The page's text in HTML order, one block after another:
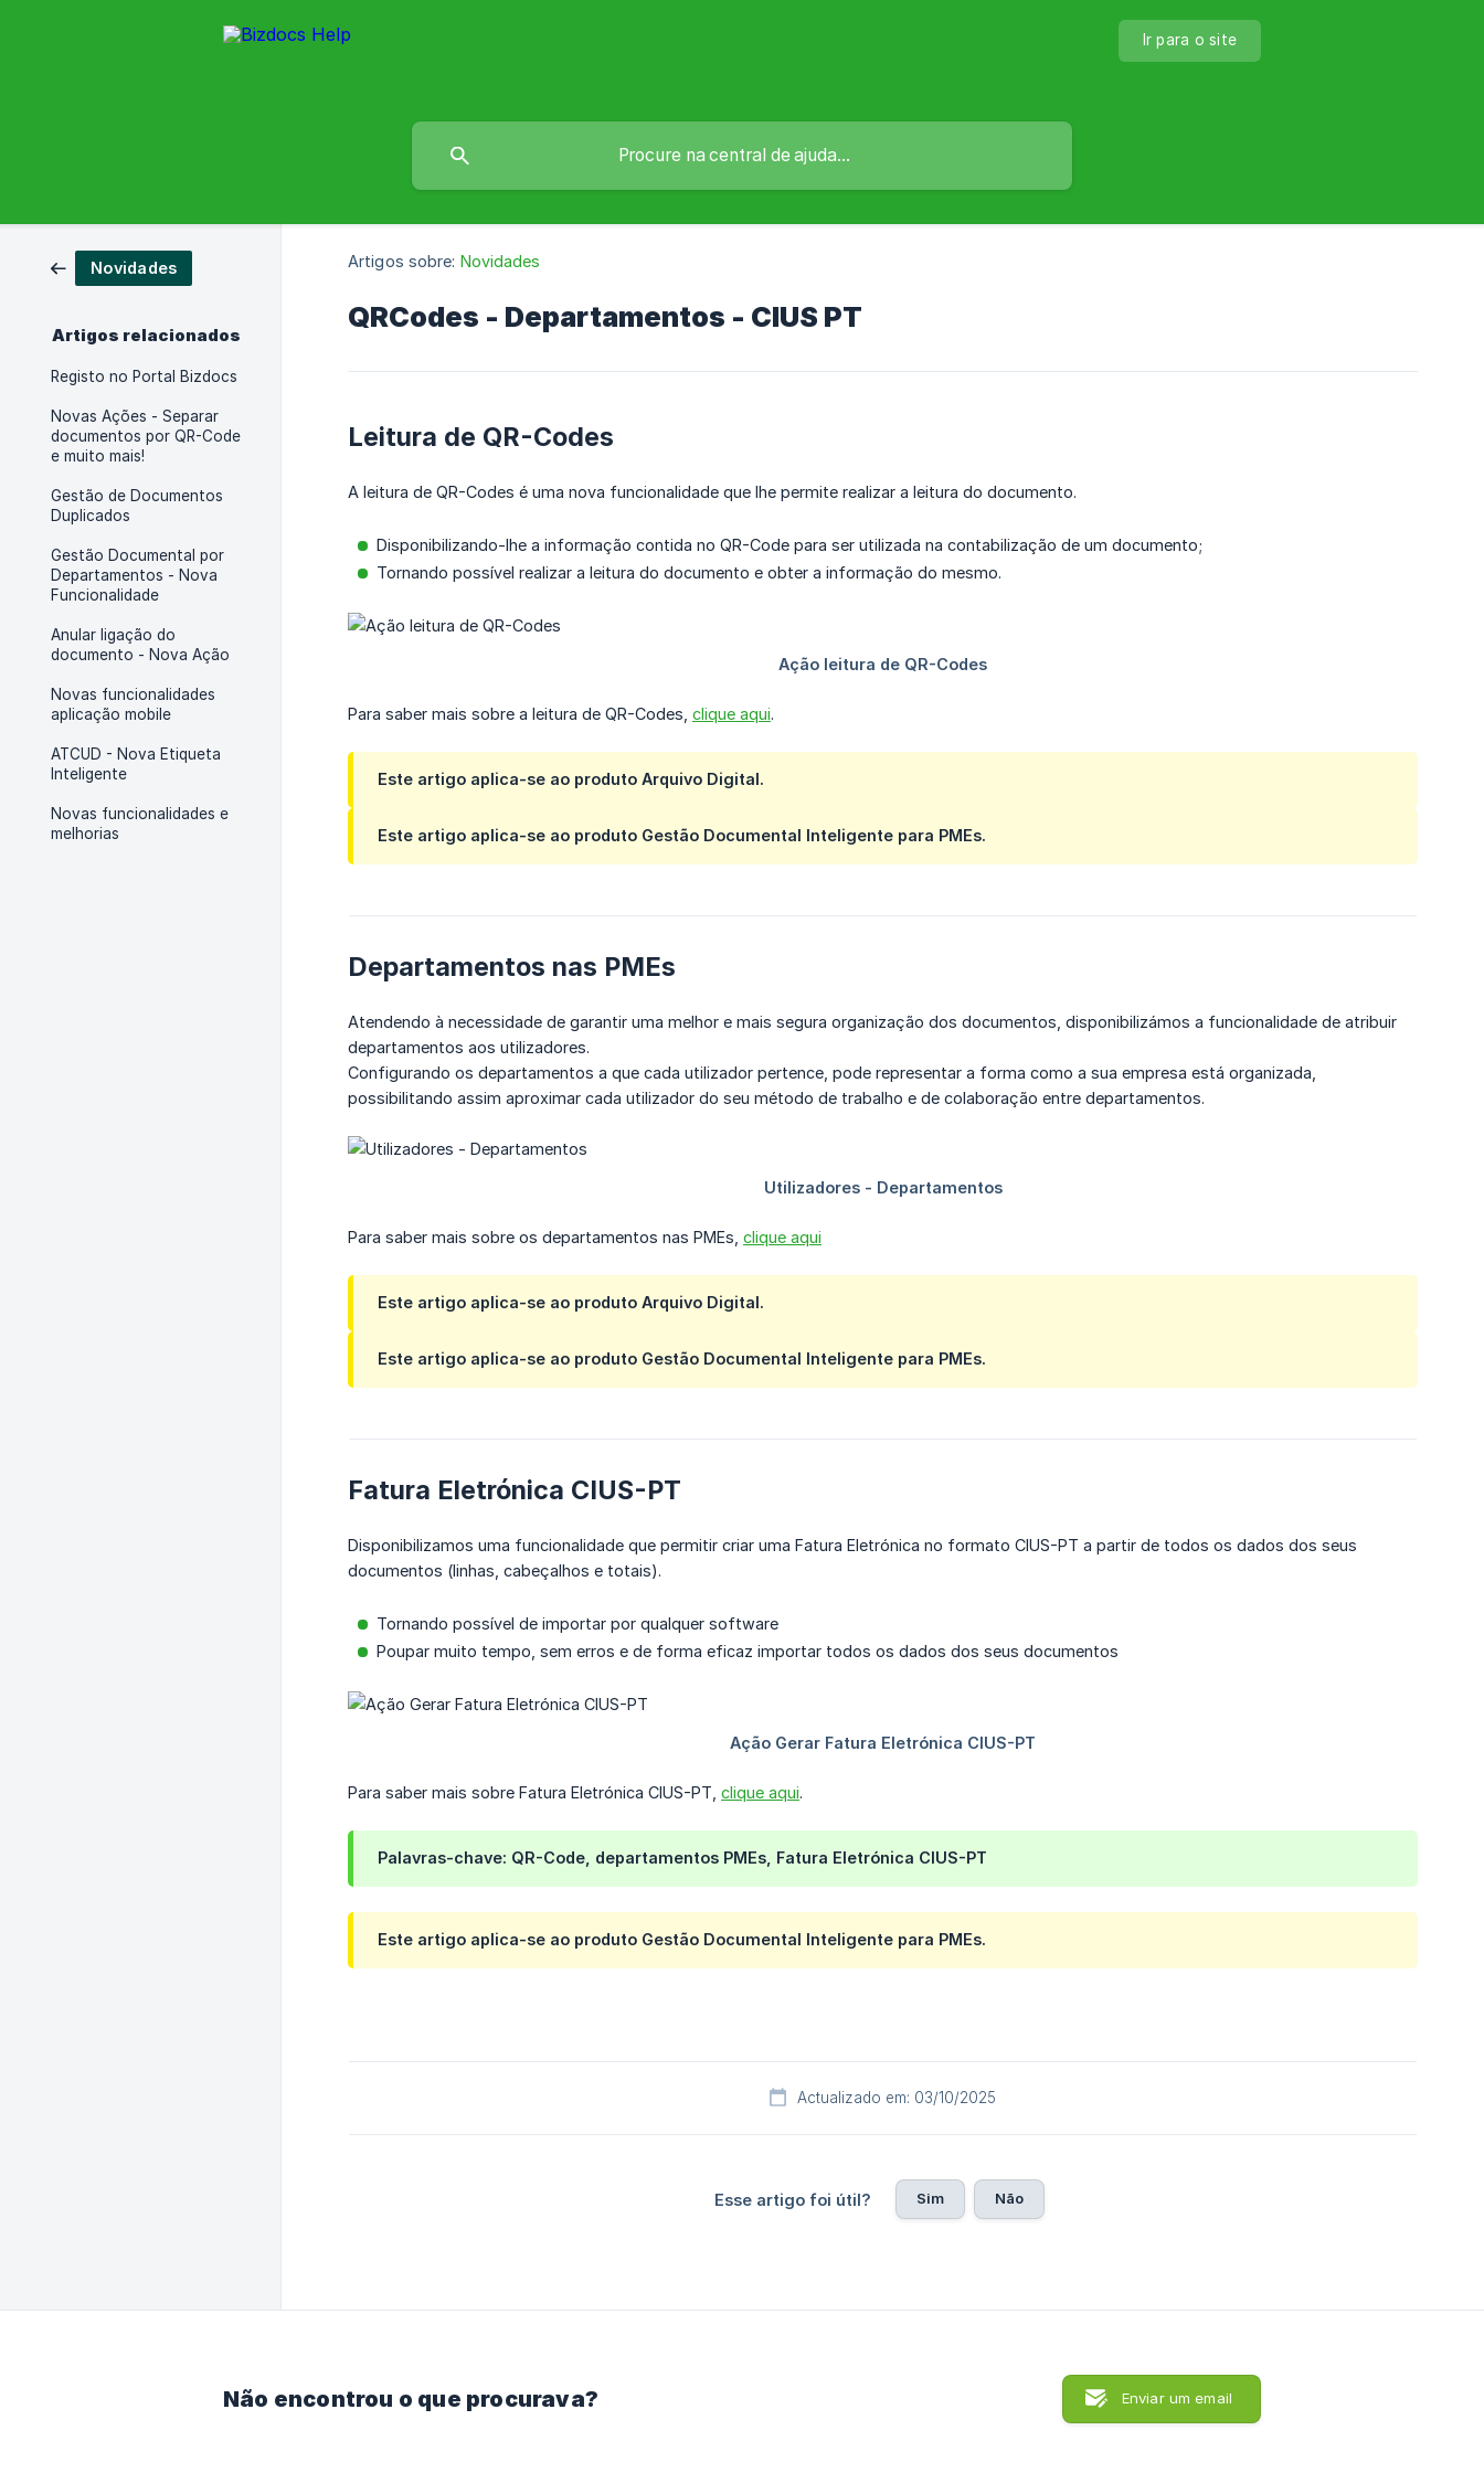
Ir para o site
Novidades
Artigos relacionados
Registo no Portal Bizdocs
Novas Ações - Separar
documentos por QR-Code
e muito mais!
Gestão de Documentos
Duplicados
Gestão Documental por
Departamentos - Nova
Funcionalidade
Anular ligação do
documento - Nova Ação
Novas funcionalidades
aplicação mobile
ATCUD - Nova Etiqueta
Inteligente
Novas funcionalidades e
melhorias
Artigos sobre: Novidades
QRCodes - Departamentos - CIUS PT
Leitura de QR-Codes
A leitura de QR-Codes é uma nova funcionalidade que lhe permite realizar a leitura do documento.
Disponibilizando-lhe a informação contida no QR-Code para ser utilizada na contabilização de um documento;
Tornando possível realizar a leitura do documento e obter a informação do mesmo.
Para saber mais sobre a leitura de QR-Codes, clique aqui.
Este artigo aplica-se ao produto Arquivo Digital.
Este artigo aplica-se ao produto Gestão Documental Inteligente para PMEs.
Departamentos nas PMEs
Atendendo à necessidade de garantir uma melhor e mais segura organização dos documentos, disponibilizámos a funcionalidade de atribuir
departamentos aos utilizadores.
Configurando os departamentos a que cada utilizador pertence, pode representar a forma como a sua empresa está organizada,
possibilitando assim aproximar cada utilizador do seu método de trabalho e de colaboração entre departamentos.
Para saber mais sobre os departamentos nas PMEs, clique aqui
Este artigo aplica-se ao produto Arquivo Digital.
Este artigo aplica-se ao produto Gestão Documental Inteligente para PMEs.
Fatura Eletrónica CIUS-PT
Disponibilizamos uma funcionalidade que permitir criar uma Fatura Eletrónica no formato CIUS-PT a partir de todos os dados dos seus
documentos (linhas, cabeçalhos e totais).
Tornando possível de importar por qualquer software
Poupar muito tempo, sem erros e de forma eficaz importar todos os dados dos seus documentos
Para saber mais sobre Fatura Eletrónica CIUS-PT, clique aqui.
Palavras-chave: QR-Code, departamentos PMEs, Fatura Eletrónica CIUS-PT
Este artigo aplica-se ao produto Gestão Documental Inteligente para PMEs.
Actualizado em: 03/10/2025
Esse artigo foi útil? Sim Não
Não encontrou o que procurava? Enviar um email